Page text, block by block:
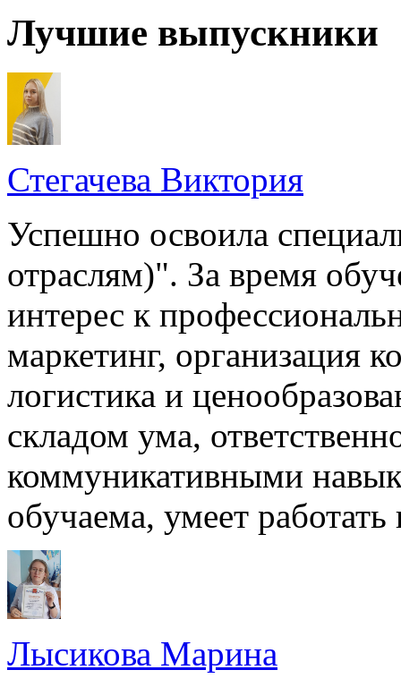
Лучшие выпускники
Стегачева Виктория
Успешно освоила
отраслям)". За время
интерес к
маркетинг, организация
логистика и
складом ума,
коммуникативными
обучаема, умеет работать
Лысикова Марина